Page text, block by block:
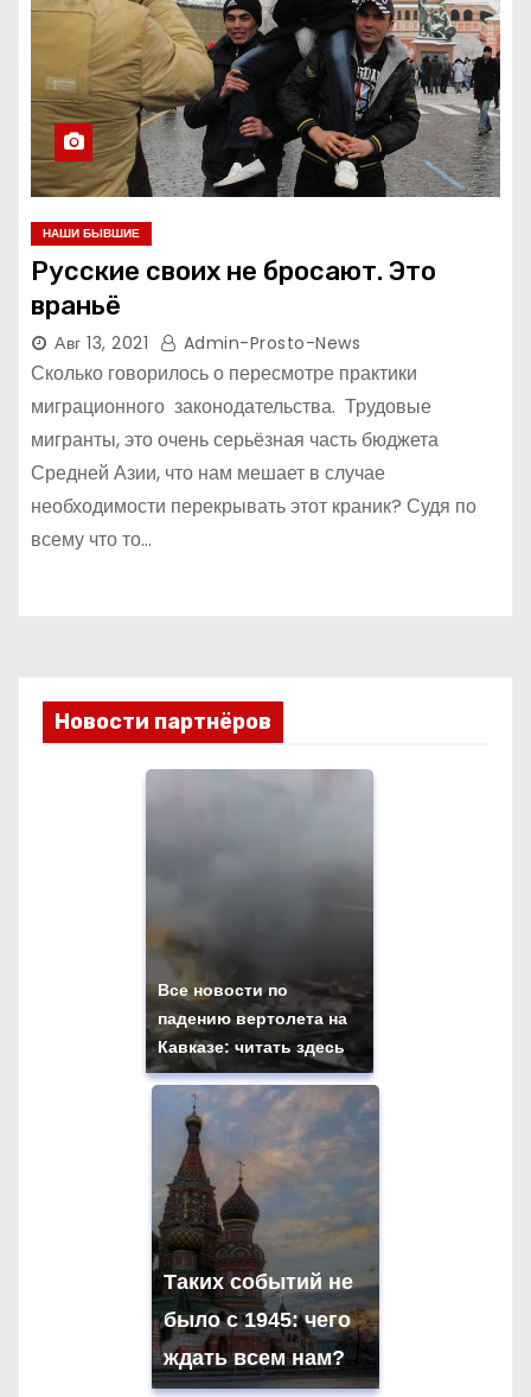
НАШИ БЫВШИЕ
Русские своих не бросают. Это
враньё
Авг 13, 2021 Admin-Prosto-News
Сколько говорилось о пересмотре практики
миграционного законодательства. Трудовые
мигранты, это очень серьёзная часть бюджета
Средней Азии, что нам мешает в случае
необходимости перекрывать этот краник? Судя по
всему что то…
Новости партнёров
Все новости по
падению вертолета на
Кавказе: читать здесь
Таких событий не
было с 1945: чего
ждать всем нам?